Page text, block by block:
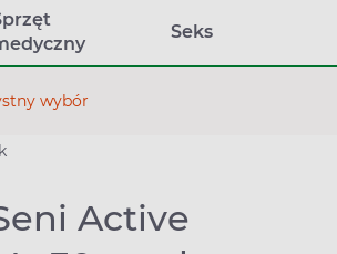
Seks
wybór
Active